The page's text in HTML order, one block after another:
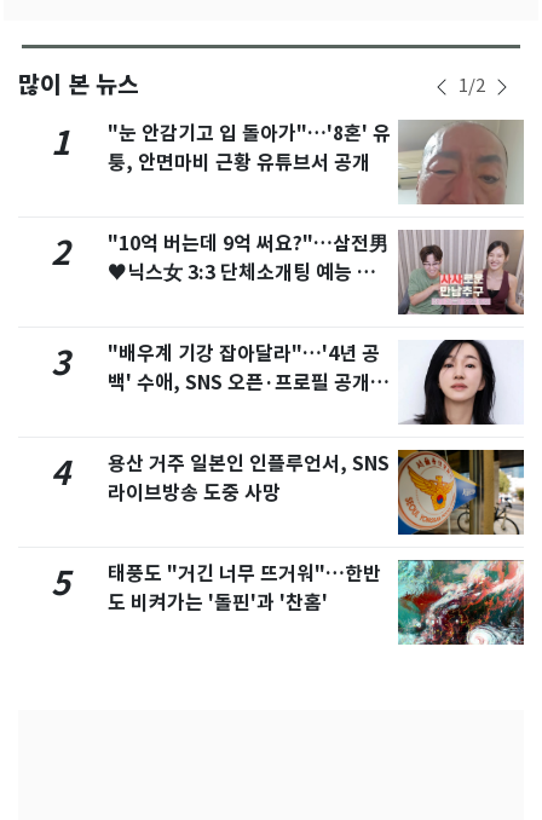
많이 본 뉴스 1/2
1
"눈 안감기고 입 돌아가"…'8혼' 유
퉁, 안면마비 근황 유튜브서 공개
2
"10억 버는데 9억 써요?"…삼전男
♥닉스女 3:3 단체소개팅 예능 화
3
"배우계 기강 잡아달라"…'4년 공
백' 수애, SNS 오픈·프로필 공개
4
용산 거주 일본인 인플루언서, SNS
라이브방송 도중 사망
5
태풍도 "거긴 너무 뜨거워"…한반
도 비켜가는 '돌핀'과 '찬홈'